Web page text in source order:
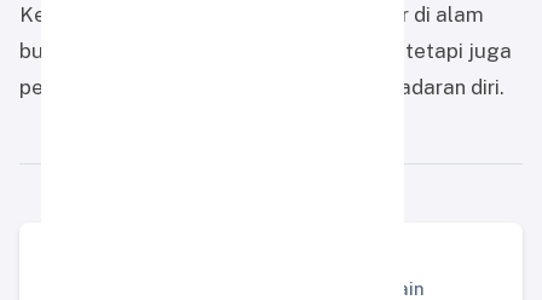
Kegiatan ini membuktikan bahwa belajar di alam
bukan sekadar berjalan di tengah hutan, tetapi juga
perjalanan menuju kedewasaan dan kesadaran diri.
SM Almira Selangkah Menuju Mountain